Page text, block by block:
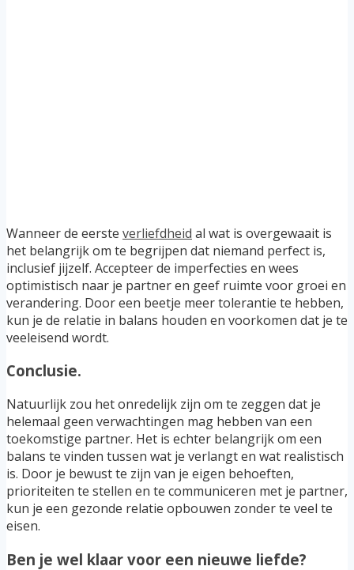
Wanneer de eerste verliefdheid al wat is overgewaait is
het belangrijk om te begrijpen dat niemand perfect is,
inclusief jijzelf. Accepteer de imperfecties en wees
optimistisch naar je partner en geef ruimte voor groei en
verandering. Door een beetje meer tolerantie te hebben,
kun je de relatie in balans houden en voorkomen dat je te
veeleisend wordt.
Conclusie.
Natuurlijk zou het onredelijk zijn om te zeggen dat je
helemaal geen verwachtingen mag hebben van een
toekomstige partner. Het is echter belangrijk om een
balans te vinden tussen wat je verlangt en wat realistisch
is. Door je bewust te zijn van je eigen behoeften,
prioriteiten te stellen en te communiceren met je partner,
kun je een gezonde relatie opbouwen zonder te veel te
eisen.
Ben je wel klaar voor een nieuwe liefde?